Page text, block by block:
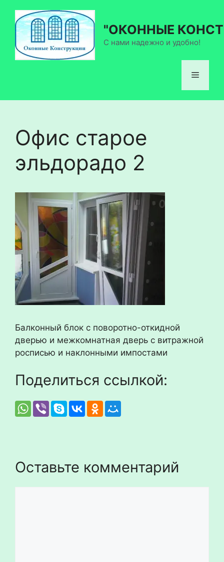
содержимому
"ОКОННЫЕ
С нами надежно и удобно!
Меню
Офис старое
эльдорадо 2
Балконный блок с поворотно-откидной
дверью и межкомнатная дверь с витражной
росписью и наклонными импостами
Поделиться ссылкой:
Оставьте комментарий